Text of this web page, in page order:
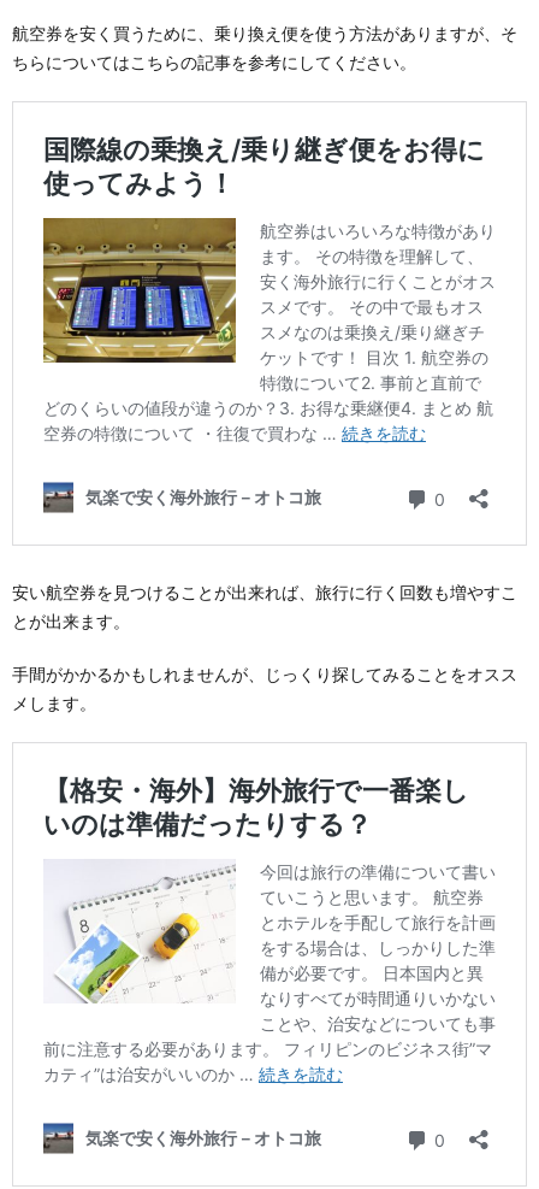
航空券を安く買うために、乗り換え便を使う方法がありますが、そ
ちらについてはこちらの記事を参考にしてください。
安い航空券を見つけることが出来れば、旅行に行く回数も増やすこ
とが出来ます。
手間がかかるかもしれませんが、じっくり探してみることをオスス
メします。